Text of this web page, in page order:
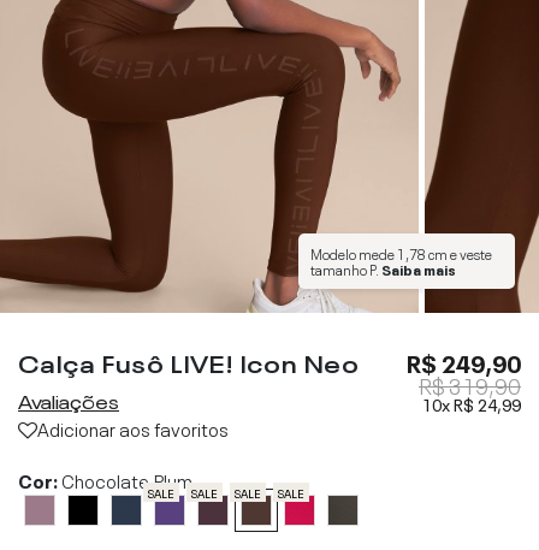
Modelo mede1,78 cme veste
tamanhoP. Saiba mais
Calça Fusô LIVE! Icon Neo
Avaliações
Adicionar aos favoritos
R$ 249,90
R$ 319,90
10xR$ 24,99
Cor:Chocolate Plum
SALE SALE SALE SALE